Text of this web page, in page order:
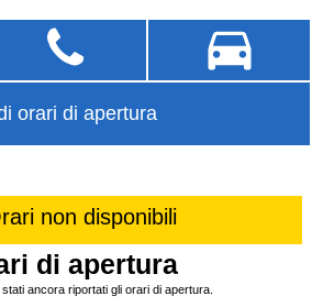
orari di apertura
non disponibili
di apertura
ancora riportati gli orari di apertura.